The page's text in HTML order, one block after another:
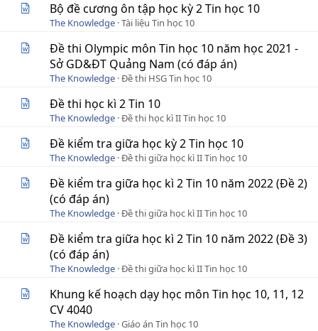
Bộ đề cương ôn tập học kỳ 2 Tin học 10
The Knowledge Tài liệu Tin học 10
Đề thi Olympic môn Tin học 10 năm học 2021 -
Sở GD&ĐT Quảng Nam (có đáp án)
The Knowledge Đề thi HSG Tin học 10
Đề thi học kì 2 Tin 10
The Knowledge Đề thi học kì II Tin học 10
Đề kiểm tra giữa học kỳ 2 Tin học 10
The Knowledge Đề thi giữa học kì II Tin học 10
Đề kiểm tra giữa học kì 2 Tin 10 năm 2022 (Đề 2)
(có đáp án)
The Knowledge Đề thi giữa học kì II Tin học 10
Đề kiểm tra giữa học kì 2 Tin 10 năm 2022 (Đề 3)
(có đáp án)
The Knowledge Đề thi giữa học kì II Tin học 10
Khung kế hoạch dạy học môn Tin học 10, 11, 12
CV 4040
The Knowledge Giáo án Tin học 10